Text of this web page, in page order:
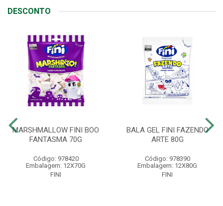
DESCONTO
MARSHMALLOW FINI BOO
FANTASMA 70G
Código: 978420
Embalagem: 12X70G
FINI
BALA GEL FINI FAZENDO
ARTE 80G
Código: 978390
Embalagem: 12X80G
FINI